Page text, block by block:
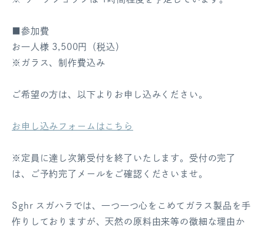
■参加費
お一人様 3,500円（税込）
※ガラス、制作費込み
ご希望の方は、以下よりお申し込みください。
お申し込みフォームはこちら
※定員に達し次第受付を終了いたします。受付の完了
は、ご予約完了メールをご確認くださいませ。
Sghr スガハラでは、一つ一つ心をこめてガラス製品を手
作りしておりますが、 天然の原料由来等の微細な理由か